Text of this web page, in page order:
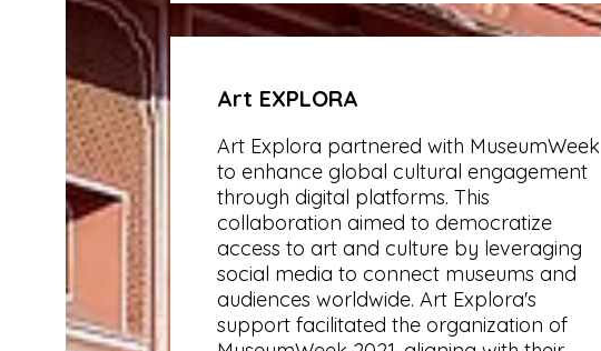
Art EXPLORA
Art Explora partnered with MuseumWeek
to enhance global cultural engagement
through digital platforms. This
collaboration aimed to democratize
access to art and culture by leveraging
social media to connect museums and
audiences worldwide. Art Explora's
support facilitated the organization of